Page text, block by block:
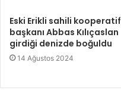
Eski Erikli sahili kooperatif
başkanı Abbas Kılıçaslan
girdiği denizde boğuldu
14 Ağustos 2024